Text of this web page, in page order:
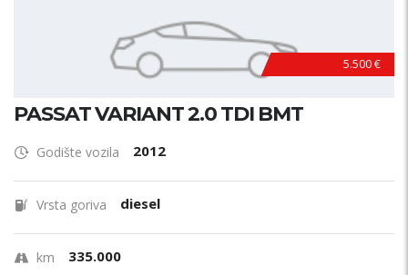
5.500 €
PASSAT VARIANT 2.0 TDI BMT
Godište vozila 2012
Vrsta goriva diesel
km 335.000